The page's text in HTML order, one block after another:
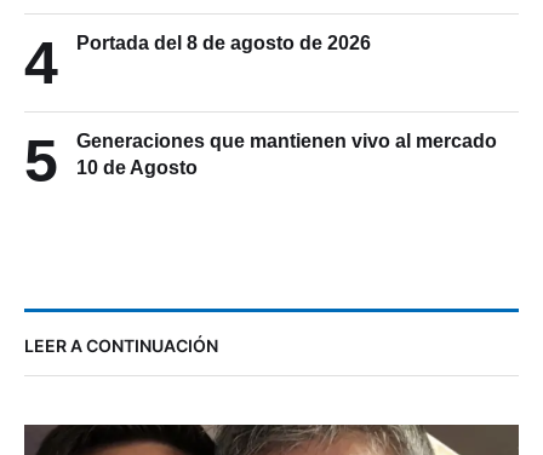
4 Portada del 8 de agosto de 2026
5
Generaciones que mantienen vivo al mercado
10 de Agosto
LEER A CONTINUACIÓN